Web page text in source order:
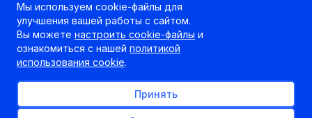
Мы используем cookie-файлы для
улучшения вашей работы с сайтом.
Вы можете настроить cookie-файлы и
ознакомиться с нашей политикой
использования cookie.
Принять